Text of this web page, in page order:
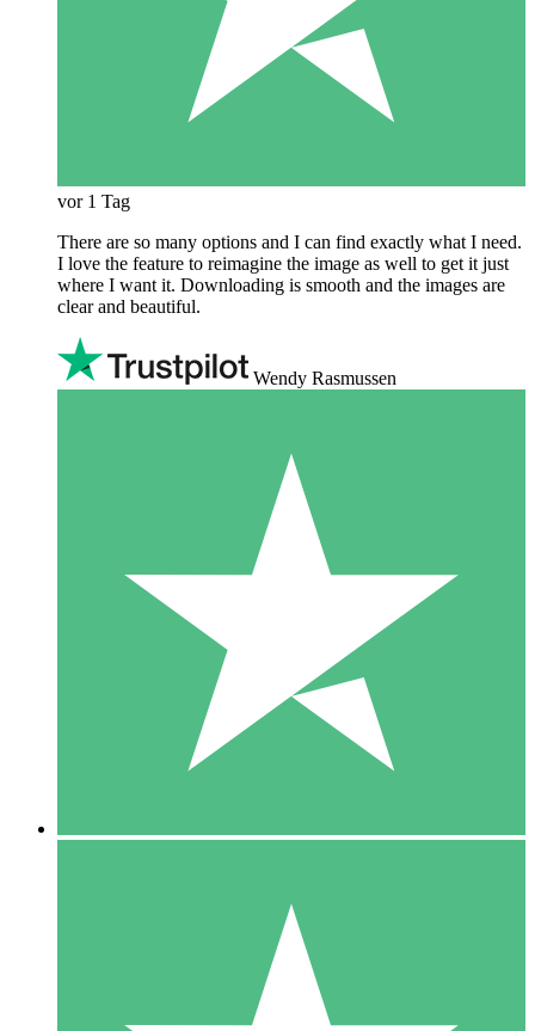
vor 1 Tag
There are so many options and I can find exactly what I need.
I love the feature to reimagine the image as well to get it just
where I want it. Downloading is smooth and the images are
clear and beautiful.
Wendy Rasmussen